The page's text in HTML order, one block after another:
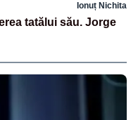
Ionuț Nichita
tatălui său. Jorge